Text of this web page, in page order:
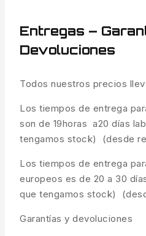
Entregas –
Devoluciones
Todos nuestros precios
Los tiempos de entrega
son de 19horas a20 días
tengamos stock) (desde
Los tiempos de entrega
europeos es de 20 a 30
que tengamos stock)
Garantías y devoluciones